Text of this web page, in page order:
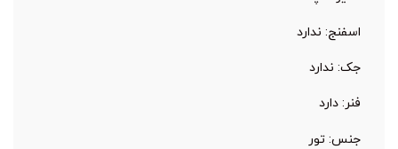
اسفنج: ندارد
جک: ندارد
فنر: دارد
جنس: تور